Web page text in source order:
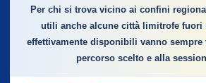
Per chi si trova vicino ai confini
utili anche alcune città limitrofe fuori
effettivamente disponibili vanno sempre
percorso scelto e alla